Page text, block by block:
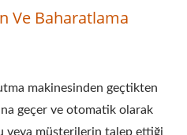
Ve Baharatlama
makinesinden geçtikten
geçer ve otomatik olarak
veya müşterilerin talep ettiği